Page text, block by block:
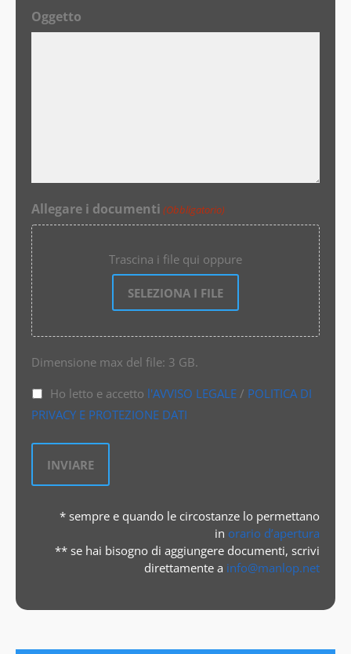
Oggetto
Allegare i documenti (Obbligatorio)
Trascina i file qui oppure
SELEZIONA I FILE
Dimensione max del file: 3 GB.
Ho letto e accetto l'AVVISO LEGALE/ POLITICA DI
PRIVACY E PROTEZIONE DATI
* sempre e quando le circostanze lo permettano
in orario d’apertura
** se hai bisogno di aggiungere documenti, scrivi
direttamente a info@manlop.net